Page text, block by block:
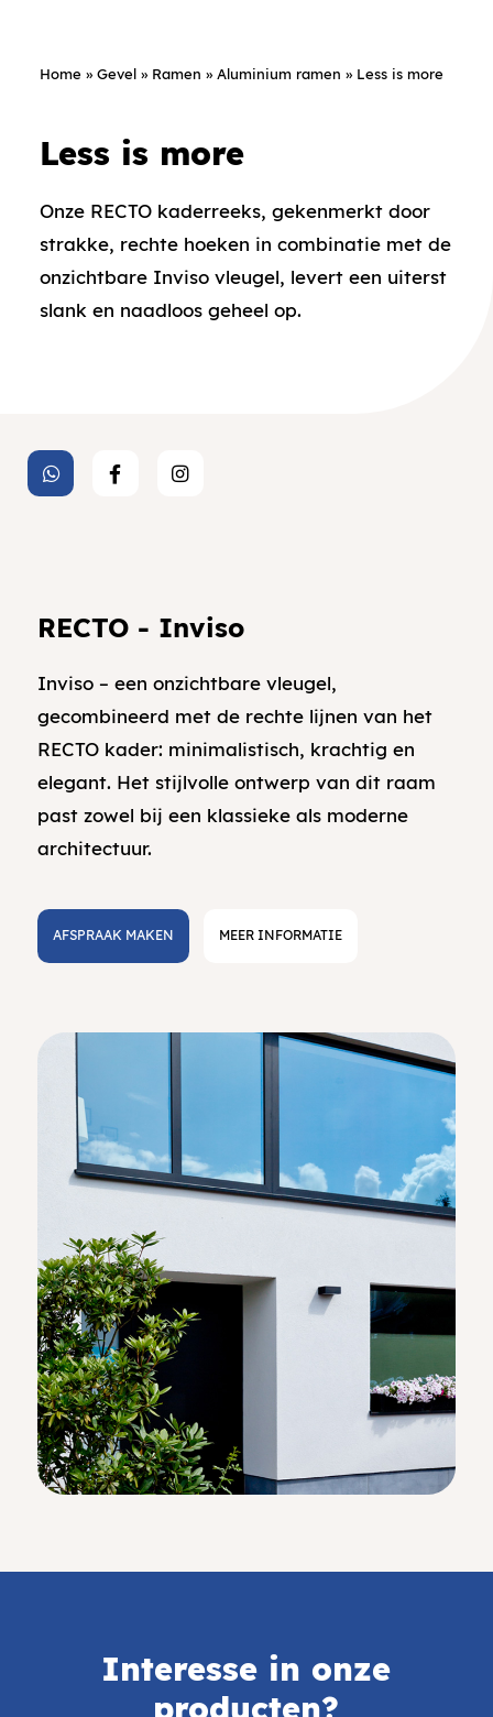
Home » Gevel» Ramen » Aluminium ramen » Less is more
Less is more
Onze RECTO kaderreeks, gekenmerkt door
strakke, rechte hoeken in combinatie met de
onzichtbare Inviso vleugel, levert een uiterst
slank en naadloos geheel op.
RECTO - Inviso
Inviso – een onzichtbare vleugel,
gecombineerd met de rechte lijnen van het
RECTO kader: minimalistisch, krachtig en
elegant. Het stijlvolle ontwerp van dit raam
past zowel bij een klassieke als moderne
architectuur.
AFSPRAAK MAKEN MEER INFORMATIE
Interesse in onze
producten?